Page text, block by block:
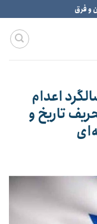
و فرق
اعدام
تاریخ و